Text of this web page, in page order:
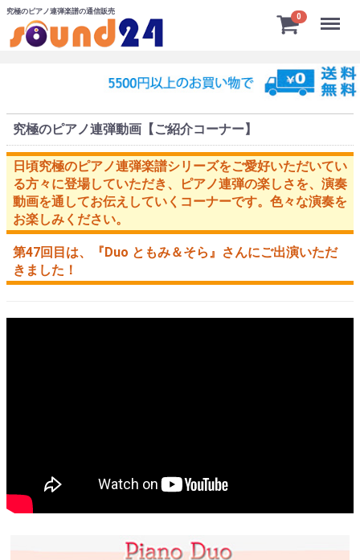
究極のピアノ連弾楽譜の通信販売
0 Menu
究極のピアノ連弾動画【ご紹介コーナー】
日頃究極のピアノ連弾楽譜シリーズをご愛好いただいてい
る方々に登場していただき、ピアノ連弾の楽しさを、演奏
動画を通してお伝えしていくコーナーです。色々な演奏を
お楽しみください。
第47回目は、 『Duo ともみ＆そら』 さんにご出演いただ
きました！